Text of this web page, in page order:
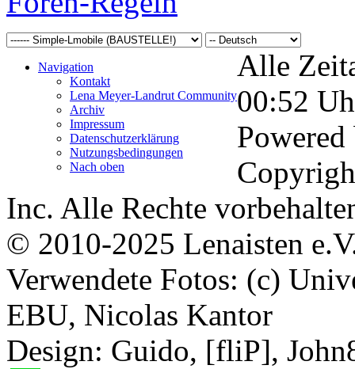
Navigation
Kontakt
Lena Meyer-Landrut Community
Archiv
Impressum
Datenschutzerklärung
Nutzungsbedingungen
Nach oben
Alle
00:52
Inc. Alle Rechte
© 2010-2025 Lenaisten
Verwendete Fotos: (c)
EBU, Nicolas Kantor
Design: Guido, [fliP],